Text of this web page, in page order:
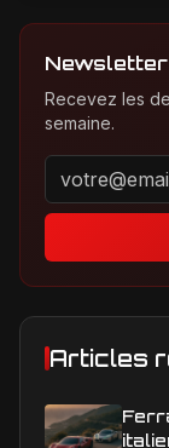
Newsletter
Recevez les
semaine.
Adresse
Articles